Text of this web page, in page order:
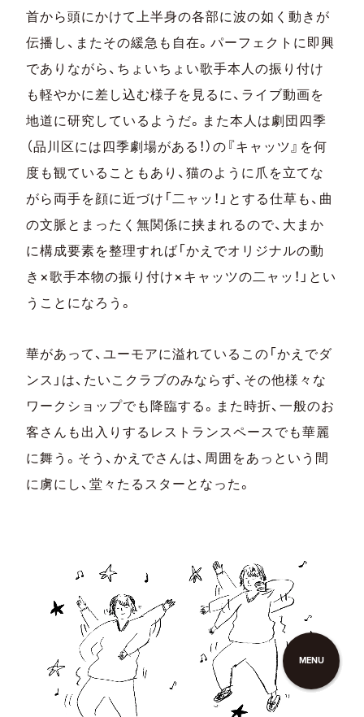
首から頭にかけて上半身の各部に波の如く動きが
伝播し、またその緩急も自在。パーフェクトに即興
でありながら、ちょいちょい歌手本人の振り付け
も軽やかに差し込む様子を見るに、ライブ動画を
地道に研究しているようだ。また本人は劇団四季
（品川区には四季劇場がある！）の『キャッツ』を何
度も観ていることもあり、猫のように爪を立てな
がら両手を顔に近づけ「二ャッ！」とする仕草も、曲
の文脈とまったく無関係に挟まれるので、大まか
に構成要素を整理すれば「かえでオリジナルの動
き×歌手本物の振り付け×キャッツの二ャッ！」とい
うことになろう。
華があって、ユーモアに溢れているこの「かえでダ
ンス」は、たいこクラブのみならず、その他様々な
ワークショップでも降臨する。また時折、一般のお
客さんも出入りするレストランスペースでも華麗
に舞う。そう、かえでさんは、周囲をあっという間
に虜にし、堂々たるスターとなった。
MENU